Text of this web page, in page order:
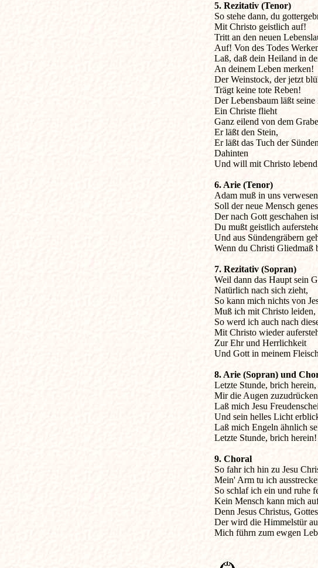
5. Rezitativ (Tenor)
So stehe dann, du
Mit Christo geistlich auf!
Tritt an den neuen
Auf! Von des Todes
Laß, daß dein Heiland in
An deinem Leben merken!
Der Weinstock, der jetzt
Trägt keine tote Reben!
Der Lebensbaum läßt
Ein Christe flieht
Ganz eilend von dem
Er läßt den Stein,
Er läßt das Tuch der Sünden
Dahinten
Und will mit Christo lebend
6. Arie (Tenor)
Adam muß in uns
Soll der neue Mensch
Der nach Gott geschahen
Du mußt geistlich
Und aus Sündengräbern
Wenn du Christi Gliedmaß
7. Rezitativ (Sopran)
Weil dann das Haupt sein
Natürlich nach sich zieht,
So kann mich nichts von
Muß ich mit Christo leiden,
So werd ich auch nach
Mit Christo wieder
Zur Ehr und Herrlichkeit
Und Gott in meinem
8. Arie (Sopran) und
Letzte Stunde, brich herein,
Mir die Augen
Laß mich Jesu
Und sein helles Licht
Laß mich Engeln ähnlich
Letzte Stunde, brich herein!
9. Choral
So fahr ich hin zu Jesu
Mein' Arm tu ich
So schlaf ich ein und ruhe
Kein Mensch kann mich
Denn Jesus Christus,
Der wird die Himmelstür
Mich führn zum ewgen